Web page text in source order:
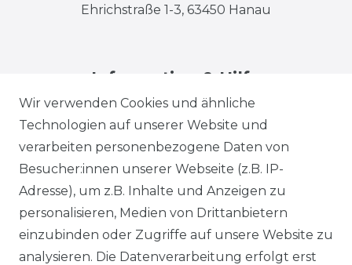
Wir verwenden Cookies und ähnliche
Technologien auf unserer Website und
verarbeiten personenbezogene Daten von
Besucher:innen unserer Webseite (z.B. IP-
Adresse), um z.B. Inhalte und Anzeigen zu
personalisieren, Medien von Drittanbietern
einzubinden oder Zugriffe auf unsere Website zu
analysieren. Die Datenverarbeitung erfolgt erst
Ehrichstraße 1-3, 63450 Hanau
Information & Hilfe
Impressum Daten­schutz­erklärung